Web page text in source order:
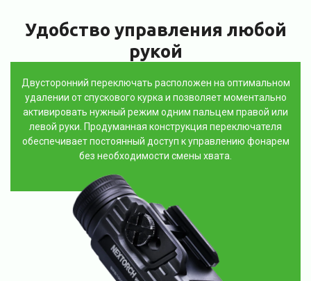
Удобство управления любой
рукой
Двусторонний переключать расположен на оптимальном
удалении от спускового курка и позволяет моментально
активировать нужный режим одним пальцем правой или
левой руки. Продуманная конструкция переключателя
обеспечивает постоянный доступ к управлению фонарем
без необходимости смены хвата.